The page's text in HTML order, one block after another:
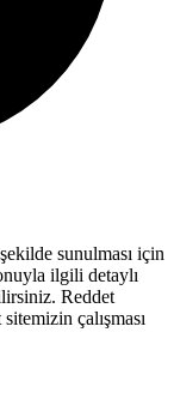
sunulması için
ilgili detaylı
Reddet
çalışması